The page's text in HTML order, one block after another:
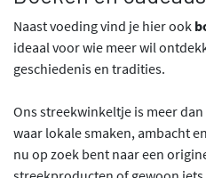
Naast voeding vind je hier ook
ideaal voor wie meer wil
geschiedenis en tradities.
Ons streekwinkeltje is meer
waar lokale smaken, ambacht
nu op zoek bent naar een